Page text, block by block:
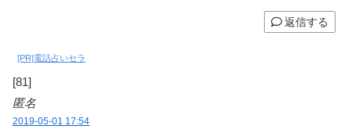
返信する
[PR]電話占いセラ
[81]
匿名
2019-05-01 17:54